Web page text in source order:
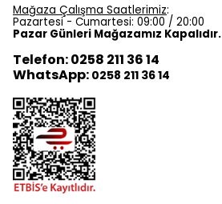
Mağaza Çalışma Saatlerimiz:
Pazartesi - Cumartesi: 09:00 / 20:00
Pazar Günleri Mağazamız Kapalıdır.
Telefon: 0258 211 36 14
WhatsApp: 0258 211 36 14